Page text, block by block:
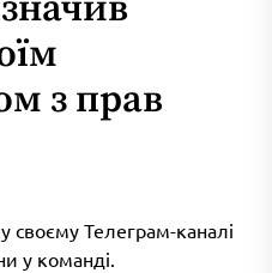
з прав
своєму Телеграм-каналі
у команді.